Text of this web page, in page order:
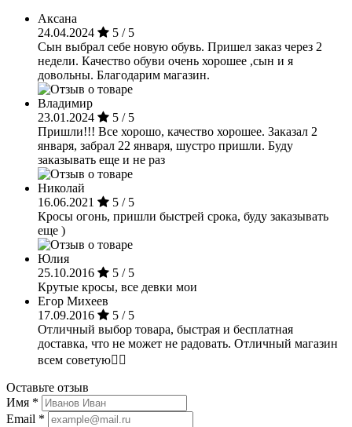
Аксана
24.04.2024
5 / 5
Сын выбрал себе новую обувь. Пришел заказ через 2
недели. Качество обуви очень хорошее ,сын и я
довольны. Благодарим магазин.
Владимир
23.01.2024
5 / 5
Пришли!!! Все хорошо, качество хорошее. Заказал 2
января, забрал 22 января, шустро пришли. Буду
заказывать еще и не раз
Николай
16.06.2021
5 / 5
Кросы огонь, пришли быстрей срока, буду заказывать
еще )
Юлия
25.10.2016
5 / 5
Крутые кросы, все девки мои
Егор Михеев
17.09.2016
5 / 5
Отличный выбор товара, быстрая и бесплатная
доставка, что не может не радовать. Отличный магазин
всем советую👌🏻
Оставьте отзыв
Имя *
Email *